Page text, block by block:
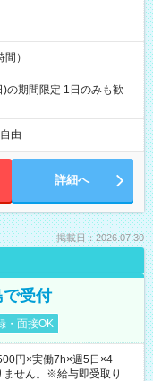
）
の期間限定 1日のみも歓
由
詳細へ
掲載日：2026.07.30
受付
・面接OK
円×実働7h×週5日×4
せん。※給与即受取りサ